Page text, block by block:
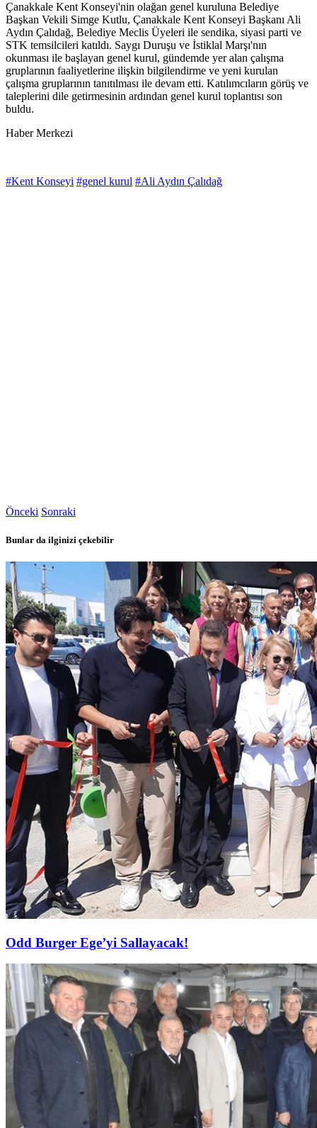
Çanakkale Kent Konseyi'nin olağan genel kuruluna Belediye
Başkan Vekili Simge Kutlu, Çanakkale Kent Konseyi Başkanı Ali
Aydın Çalıdağ, Belediye Meclis Üyeleri ile sendika, siyasi parti ve
STK temsilcileri katıldı. Saygı Duruşu ve İstiklal Marşı'nın
okunması ile başlayan genel kurul, gündemde yer alan çalışma
gruplarının faaliyetlerine ilişkin bilgilendirme ve yeni kurulan
çalışma gruplarının tanıtılması ile devam etti. Katılımcıların görüş ve
taleplerini dile getirmesinin ardından genel kurul toplantısı son
buldu.
Haber Merkezi
#Kent Konseyi #genel kurul #Ali Aydın Çalıdağ
Önceki Sonraki
Bunlar da ilginizi çekebilir
Odd Burger Ege’yi Sallayacak!